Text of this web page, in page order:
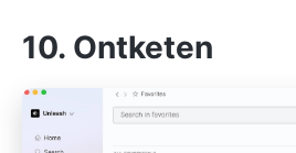
10. Ontketen